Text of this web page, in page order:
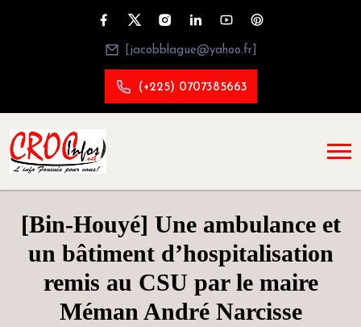
[jacobblague@yahoo.fr]
(+225) 0707385663
[Bin-Houyé] Une ambulance et
un bâtiment d’hospitalisation
remis au CSU par le maire
Méman André Narcisse